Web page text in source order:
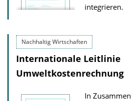
integrieren.
Nachhaltig Wirtschaften
Internationale Leitlinie
Umweltkostenrechnung
In